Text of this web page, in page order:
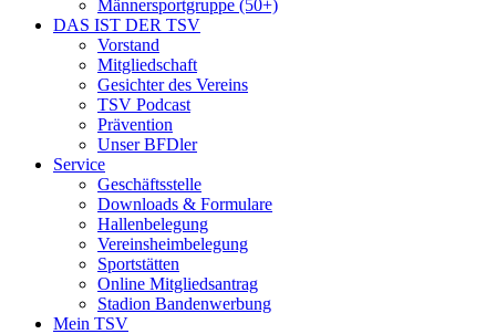
Männersportgruppe (50+)
DAS IST DER TSV
Vorstand
Mitgliedschaft
Gesichter des Vereins
TSV Podcast
Prävention
Unser BFDler
Service
Geschäftsstelle
Downloads & Formulare
Hallenbelegung
Vereinsheimbelegung
Sportstätten
Online Mitgliedsantrag
Stadion Bandenwerbung
Mein TSV